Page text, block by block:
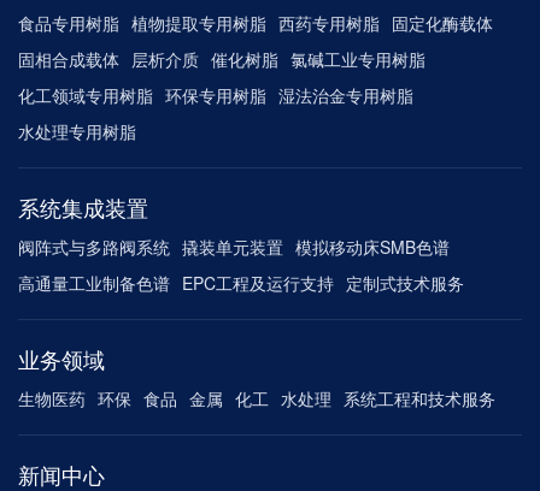
食品专用树脂 植物提取专用树脂 西药专用树脂 固定化酶载体
固相合成载体 层析介质 催化树脂 氯碱工业专用树脂
化工领域专用树脂 环保专用树脂 湿法治金专用树脂
水处理专用树脂
系统集成装置
阀阵式与多路阀系统 撬装单元装置 模拟移动床SMB色谱
高通量工业制备色谱 EPC工程及运行支持 定制式技术服务
业务领域
生物医药 环保 食品 金属 化工 水处理 系统工程和技术服务
新闻中心